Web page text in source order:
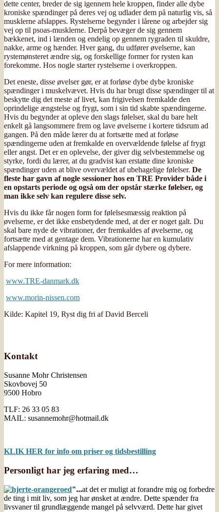
dette center, breder de sig igennem hele kroppen, finder alle dybe
kroniske spændinger på deres vej og udlader dem på naturlig vis, så
musklerne afslappes. Rystelserne begynder i lårene og arbejder sig
vej op til psoas-musklerne. Derpå bevæger de sig gennem
bækkenet, ind i lænden og endelig op gennem rygraden til skuldre,
nakke, arme og hænder. Hver gang, du udfører øvelserne, kan
rystemønsteret ændre sig, og forskellige former for rysten kan
forekomme. Hos nogle starter rystelserne i overkroppen.
Det eneste, disse øvelser gør, er at forløse dybe dybe kroniske
spændinger i muskelvævet. Hvis du har brugt disse spændinger til at
beskytte dig det meste af livet, kan frigivelsen fremkalde den
oprindelige ængstelse og frygt, som i sin tid skabte spændingerne.
Hvis du begynder at opleve den slags følelser, skal du bare helt
enkelt gå langsommere frem og lave øvelserne i kortere tidsrum ad
gangen. På den måde lærer du at fortsætte med at forløse
spændingerne uden at fremkalde en overvældende følelse af frygt
eller angst. Det er en oplevelse, der giver dig selvbestemmelse og
styrke, fordi du lærer, at du gradvist kan erstatte dine kroniske
spændinger uden at blive overvældet af ubehagelige følelser. De
fleste har gavn af nogle sessioner hos en TRE Provider både i
en opstarts periode og også om der opstår stærke følelser, og
man ikke selv kan regulere disse selv.
Hvis du ikke får nogen form for følelsesmæssig reaktion på
øvelserne, er det ikke ensbetydende med, at der er noget galt. Du
skal bare nyde de vibrationer, der fremkaldes af øvelserne, og
fortsætte med at gentage dem. Vibrationerne har en kumulativ
afslappende virkning på kroppen, som går dybere og dybere.
For mere information:
www.TRE-danmark.dk
www.morin-nissen.com
Kilde: Kapitel 19, Ryst dig fri af David Berceli
Kontakt
Susanne Mohr Christensen
Skovbovej 50
9500 Hobro
TLF: 26 33 05 83
MAIL: susannemohr@hotmail.dk
KLIK HER for info om priser og tidsbestilling
Personligt har jeg erfaring med…
"...at det er muligt at forandre mig og forbedre
de ting i mit liv, som jeg har ønsket at ændre. Dette spænder fra
livsvaner til grundlæggende mangel på selvværd. Dette har givet